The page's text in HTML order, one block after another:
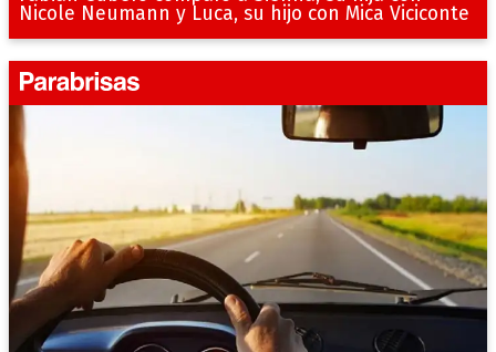
Nicole Neumann y Luca, su hijo con Mica Viciconte